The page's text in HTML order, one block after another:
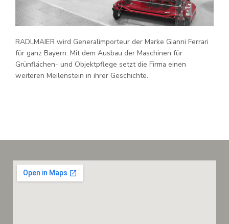
RADLMAIER wird Generalimporteur der Marke Gianni Ferrari
für ganz Bayern. Mit dem Ausbau der Maschinen für
Grünflächen- und Objektpflege setzt die Firma einen
weiteren Meilenstein in ihrer Geschichte.